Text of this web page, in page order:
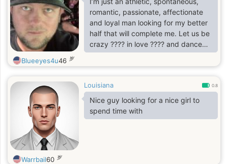
romantic, passionate, affectionate
and loyal man looking for my better
half that will complete me. Let us be
crazy ???? in love ???? and dance
under the moon and stars!!
Blueeyes4u46 岁
Louisiana 0.8
Nice guy looking for a nice girl to
spend time with
Warrbail60 岁